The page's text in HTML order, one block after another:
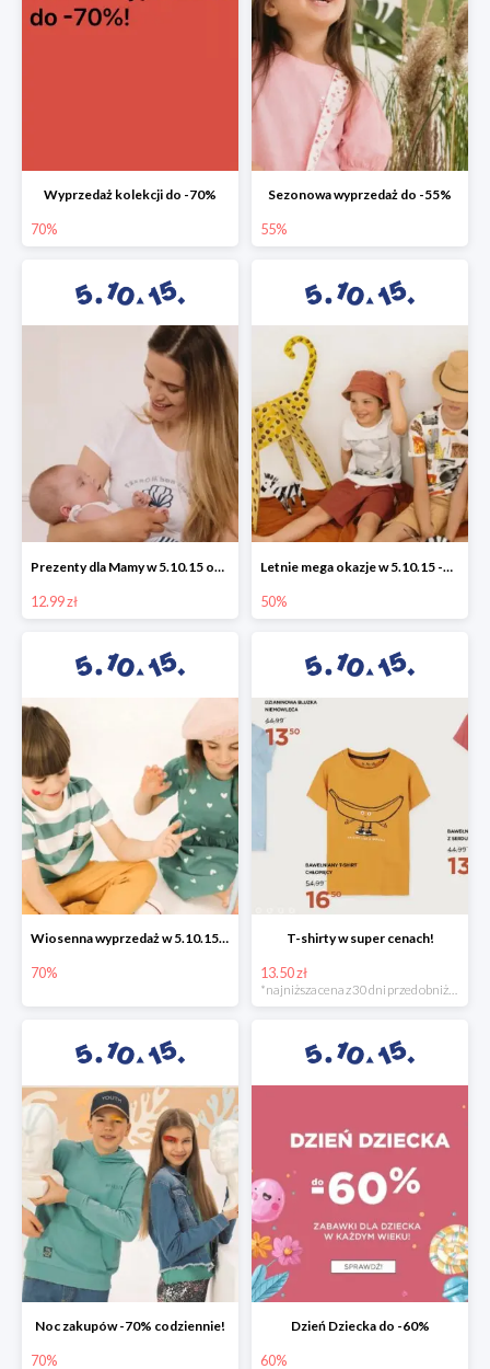
Wyprzedaż kolekcji do -70%
70%
Sezonowa wyprzedaż do -55%
55%
Prezenty dla Mamy w 5.10.15 od 12,99 zł
12.99 zł
Letnie mega okazje w 5.10.15 -50%
50%
Wiosenna wyprzedaż w 5.10.15 -70%
70%
T-shirty w super cenach!
13.50 zł
*najniższa cena z 30 dni przed obniżką
Noc zakupów -70% codziennie!
70%
Dzień Dziecka do -60%
60%